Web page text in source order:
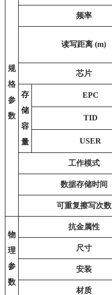
规
格
参
数
频率
读写距离 (m)
芯片
存
储
容
量
EPC
TID
USER
工作模式
数据存储时间
可重复擦写次数
物
理
参
数
抗金属性
尺寸
安装
材质